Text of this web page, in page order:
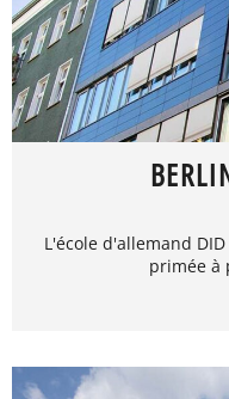
L'école d'allemand
primée à